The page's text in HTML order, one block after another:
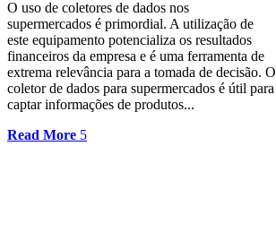
O uso de coletores de dados nos
supermercados é primordial. A utilização de
este equipamento potencializa os resultados
financeiros da empresa e é uma ferramenta de
extrema relevância para a tomada de decisão. O
coletor de dados para supermercados é útil para
captar informações de produtos...
Read More